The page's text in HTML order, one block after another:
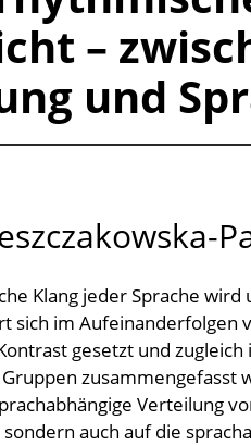
–
und
Klang jeder Sprache
sich im Aufeinanderfolgen
gesetzt und
Verteilung
auch auf die